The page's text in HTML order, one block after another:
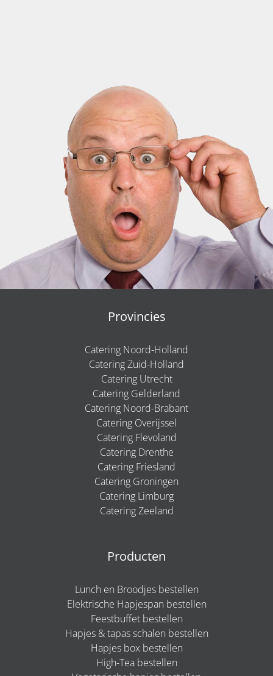
Provincies
Catering Noord-Holland
Catering Zuid-Holland
Catering Utrecht
Catering Gelderland
Catering Noord-Brabant
Catering Overijssel
Catering Flevoland
Catering Drenthe
Catering Friesland
Catering Groningen
Catering Limburg
Catering Zeeland
Producten
Lunch en Broodjes bestellen
Elektrische Hapjespan bestellen
Feestbuffet bestellen
Hapjes & tapas schalen bestellen
Hapjes box bestellen
High-Tea bestellen